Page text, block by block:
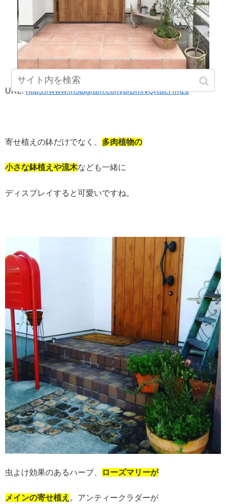
URL:https://www.instagram.com/p/BmNQKaeHmzt/
寄せ植えの鉢だけでなく、 多肉植物の
小さな鉢植えや流木なども一緒に
ディスプレイすると可愛いですね。
虫よけ効果のあるハーブ、 ローズマリーが
メインの寄せ植え 。アンティークラダーが